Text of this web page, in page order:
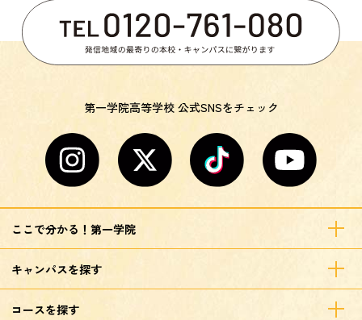
第一学院高等学校 公式SNSをチェック
ここで分かる！第一学院
キャンパスを探す
コースを探す